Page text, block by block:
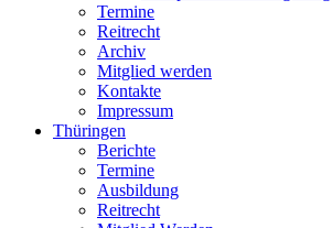
Termine
Reitrecht
Archiv
Mitglied werden
Kontakte
Impressum
Thüringen
Berichte
Termine
Ausbildung
Reitrecht